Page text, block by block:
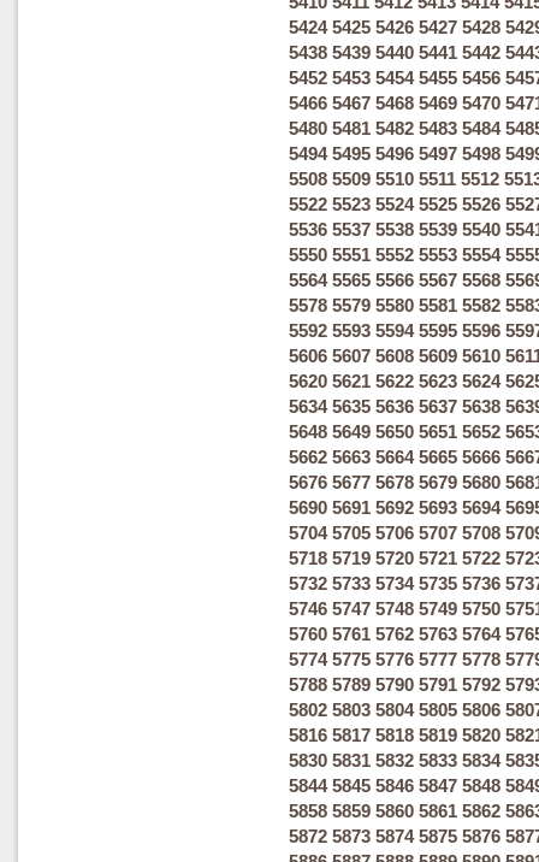
5424 5425 5426 5427 5428
5438 5439 5440 5441 5442
5452 5453 5454 5455 5456
5466 5467 5468 5469 5470
5480 5481 5482 5483 5484
5494 5495 5496 5497 5498
5508 5509 5510 5511 5512
5522 5523 5524 5525 5526
5536 5537 5538 5539 5540
5550 5551 5552 5553 5554
5564 5565 5566 5567 5568
5578 5579 5580 5581 5582
5592 5593 5594 5595 5596
5606 5607 5608 5609 5610
5620 5621 5622 5623 5624
5634 5635 5636 5637 5638
5648 5649 5650 5651 5652
5662 5663 5664 5665 5666
5676 5677 5678 5679 5680
5690 5691 5692 5693 5694
5704 5705 5706 5707 5708
5718 5719 5720 5721 5722
5732 5733 5734 5735 5736
5746 5747 5748 5749 5750
5760 5761 5762 5763 5764
5774 5775 5776 5777 5778
5788 5789 5790 5791 5792
5802 5803 5804 5805 5806
5816 5817 5818 5819 5820
5830 5831 5832 5833 5834
5844 5845 5846 5847 5848
5858 5859 5860 5861 5862
5872 5873 5874 5875 5876